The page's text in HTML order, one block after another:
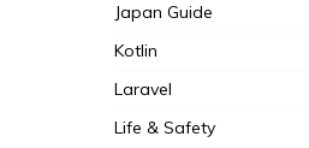
Japan Guide
Kotlin
Laravel
Life & Safety